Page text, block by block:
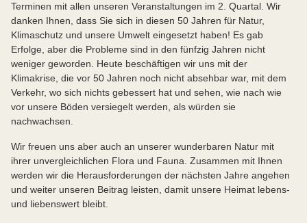
Terminen mit allen unseren Veranstaltungen im 2. Quartal. Wir
danken Ihnen, dass Sie sich in diesen 50 Jahren für Natur,
Klimaschutz und unsere Umwelt eingesetzt haben! Es gab
Erfolge, aber die Probleme sind in den fünfzig Jahren nicht
weniger geworden. Heute beschäftigen wir uns mit der
Klimakrise, die vor 50 Jahren noch nicht absehbar war, mit dem
Verkehr, wo sich nichts gebessert hat und sehen, wie nach wie
vor unsere Böden versiegelt werden, als würden sie
nachwachsen.
Wir freuen uns aber auch an unserer wunderbaren Natur mit
ihrer unvergleichlichen Flora und Fauna. Zusammen mit Ihnen
werden wir die Herausforderungen der nächsten Jahre angehen
und weiter unseren Beitrag leisten, damit unsere Heimat lebens-
und liebenswert bleibt.